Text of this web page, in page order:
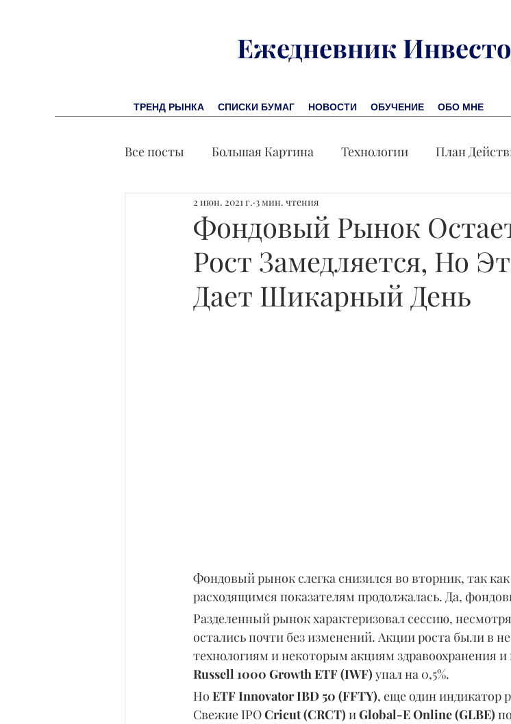
Ежедневник
ТРЕНД РЫНКА СПИСКИ БУМАГ НОВОСТИ ОБУЧЕНИЕ ОБО МНЕ
Все посты Большая Картина Технологии План
Заметки финсоветника Обучение
Лидеры И Успех Экономика Акция дня
Фондовый Рынок
Рост Замедляется, Но
Дает Шикарный День
2 июн. 2021 г. 3 мин. чтения
Фондовый рынок слегка снизился во вторник, так
расходящимся показателям продолжалась. Да,
Разделенный рынок характеризовал сессию,
остались почти без изменений. Акции роста были в
технологиям и некоторым акциям здравоохранения
Russell 1000 Growth ETF (IWF) упал на 0,5%.
Но ETF Innovator IBD 50 (FFTY), еще один индикатор
Свежие IPO Cricut (CRCT) и Global-E Online (GLBE)